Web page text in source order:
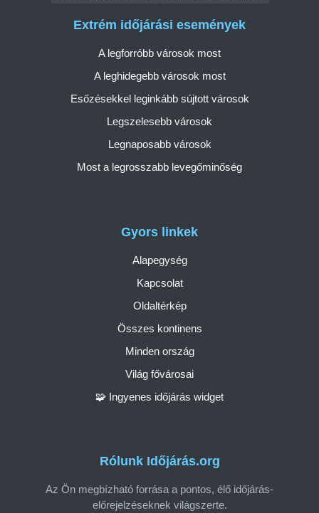
Rólunk Időjárás.org
Az Ön megbízható forrása a pontos, élő időjárás-
előrejelzéseknek világszerte.
Gyors linkek
Alapegység
Kapcsolat
Oldaltérkép
Összes kontinens
Minden ország
Világ fővárosai
🧩 Ingyenes időjárás widget
Extrém időjárási események
A legforróbb városok most
A leghidegebb városok most
Esőzésekkel leginkább sújtott városok
Legszelesebb városok
Legnaposabb városok
Most a legrosszabb levegőminőség